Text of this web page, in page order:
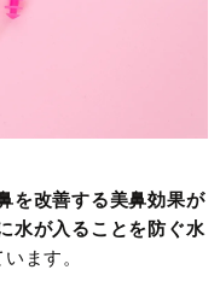
を改善する美鼻効果が
水が入ることを防ぐ水
ます。